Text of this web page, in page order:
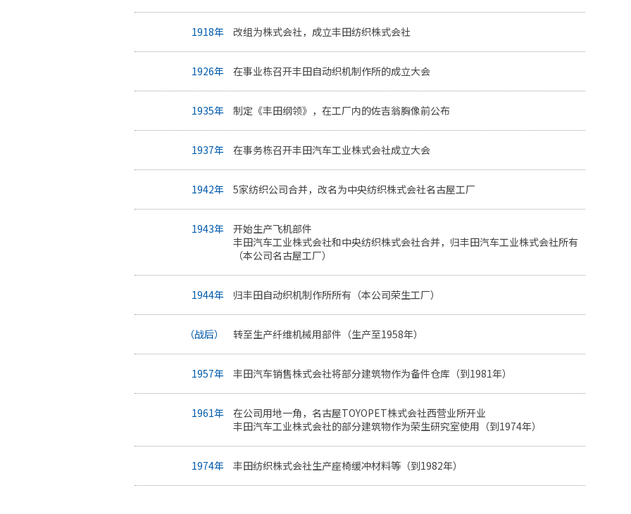
1918年 改组为株式会社，成立丰田纺织株式会社
1926年 在事业栋召开丰田自动织机制作所的成立大会
1935年 制定《丰田纲领》，在工厂内的佐吉翁胸像前公布
1937年 在事务栋召开丰田汽车工业株式会社成立大会
1942年 5家纺织公司合并，改名为中央纺织株式会社名古屋工厂
1943年
开始生产飞机部件
丰田汽车工业株式会社和中央纺织株式会社合并，归丰田汽车工业株式会社所有
（本公司名古屋工厂）
1944年 归丰田自动织机制作所所有（本公司荣生工厂）
（战后） 转至生产纤维机械用部件（生产至1958年）
1957年 丰田汽车销售株式会社将部分建筑物作为备件仓库（到1981年）
1961年
在公司用地一角，名古屋TOYOPET株式会社西营业所开业
丰田汽车工业株式会社的部分建筑物作为荣生研究室使用（到1974年）
1974年 丰田纺织株式会社生产座椅缓冲材料等（到1982年）